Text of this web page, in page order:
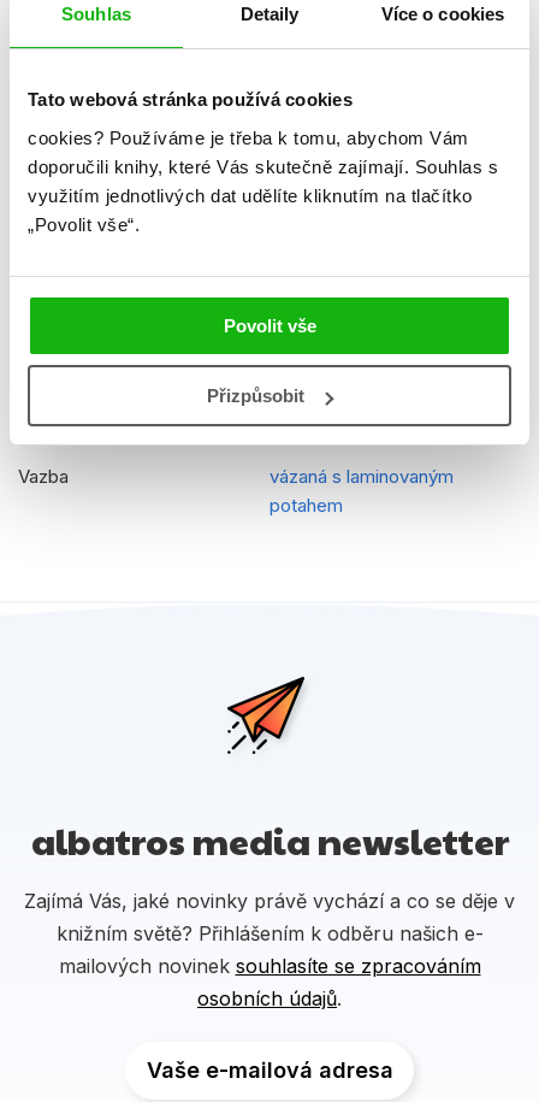
Souhlas Detaily Více o cookies
Tato webová stránka používá cookies
cookies? Používáme je třeba k tomu, abychom Vám
doporučili knihy, které Vás skutečně zajímají. Souhlas s
využitím jednotlivých dat udělíte kliknutím na tlačítko
„Povolit vše“.
Povolit vše
Přizpůsobit
Jazyk čeština
Collection
Původní jazyk angličtina
Překladatel
4
Typ Kniha
Vazba
vázaná s laminovaným
potahem
albatros media newsletter
Zajímá Vás, jaké novinky právě vychází a co se děje v
knižním světě? Přihlášením k odběru našich e-
mailových novinek souhlasíte se zpracováním
osobních údajů.
Vaše e-mailová adresa